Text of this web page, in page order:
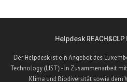
Helpdesk
Der Helpdesk ist ein Angebot des
Technology (LIST) - In Zusammenarbeit
Klima und Biodiversität sowie dem